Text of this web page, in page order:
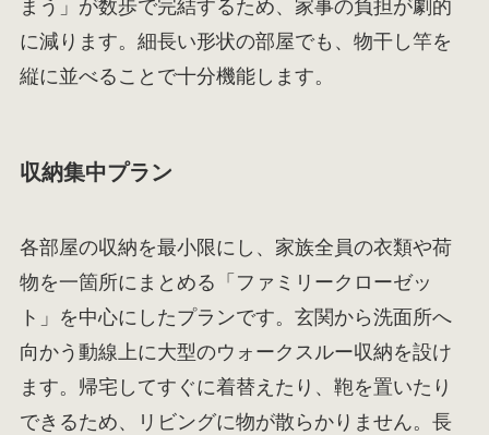
まう」が数歩で完結するため、家事の負担が劇的
に減ります。細長い形状の部屋でも、物干し竿を
縦に並べることで十分機能します。
収納集中プラン
各部屋の収納を最小限にし、家族全員の衣類や荷
物を一箇所にまとめる「ファミリークローゼッ
ト」を中心にしたプランです。玄関から洗面所へ
向かう動線上に大型のウォークスルー収納を設け
ます。帰宅してすぐに着替えたり、鞄を置いたり
できるため、リビングに物が散らかりません。長